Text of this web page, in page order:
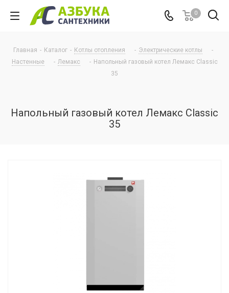
0
Главная - Каталог - Котлы отопления - Электрические котлы
-
Настенные
- Лемакс - Напольный газовый котел Лемакс Classic
35
Напольный газовый котел Лемакс Classic
35